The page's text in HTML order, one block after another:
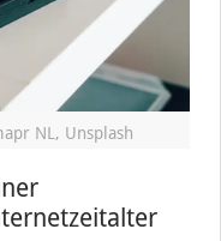
NL, Unsplash